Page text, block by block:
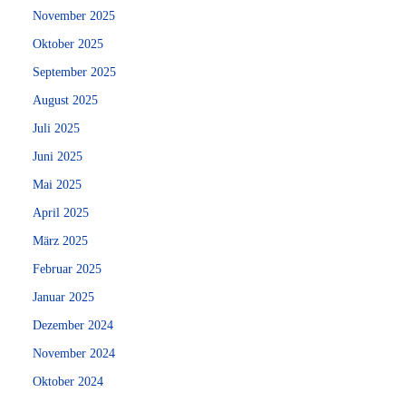
November 2025
Oktober 2025
September 2025
August 2025
Juli 2025
Juni 2025
Mai 2025
April 2025
März 2025
Februar 2025
Januar 2025
Dezember 2024
November 2024
Oktober 2024